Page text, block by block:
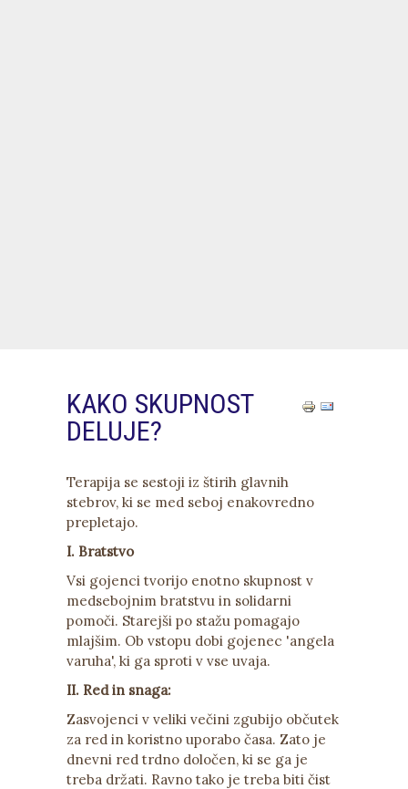
KAKO SKUPNOST
DELUJE?
Terapija se sestoji iz štirih glavnih
stebrov, ki se med seboj enakovredno
prepletajo.
I. Bratstvo
Vsi gojenci tvorijo enotno skupnost v
medsebojnim bratstvu in solidarni
pomoči. Starejši po stažu pomagajo
mlajšim. Ob vstopu dobi gojenec 'angela
varuha', ki ga sproti v vse uvaja.
II. Red in snaga:
Zasvojenci v veliki večini zgubijo občutek
za red in koristno uporabo časa. Zato je
dnevni red trdno določen, ki se ga je
treba držati. Ravno tako je treba biti čist